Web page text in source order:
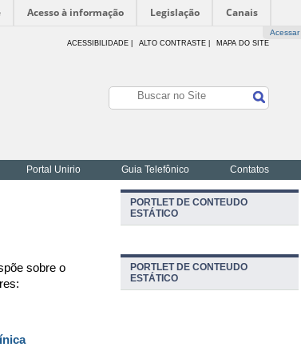
Acesso à informação Legislação Canais
Acessar
ACESSIBILIDADE ALTO CONTRASTE | MAPA DO SITE
Portal Unirio Guia Telefônico Contatos
sobre o
PORTLET DE CONTEUDO
ESTÁTICO
PORTLET DE CONTEUDO
ESTÁTICO